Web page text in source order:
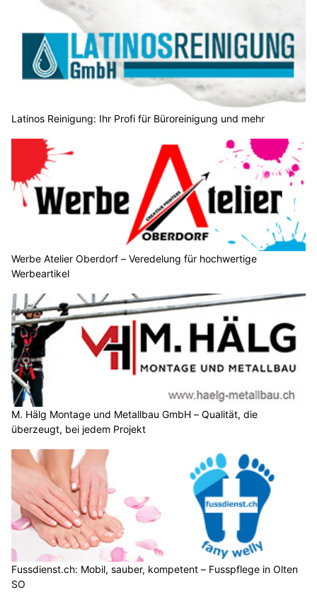
Latinos Reinigung: Ihr Profi für Büroreinigung und mehr
Werbe Atelier Oberdorf – Veredelung für hochwertige
Werbeartikel
M. Hälg Montage und Metallbau GmbH – Qualität, die
überzeugt, bei jedem Projekt
Fussdienst.ch: Mobil, sauber, kompetent – Fusspflege in Olten
SO